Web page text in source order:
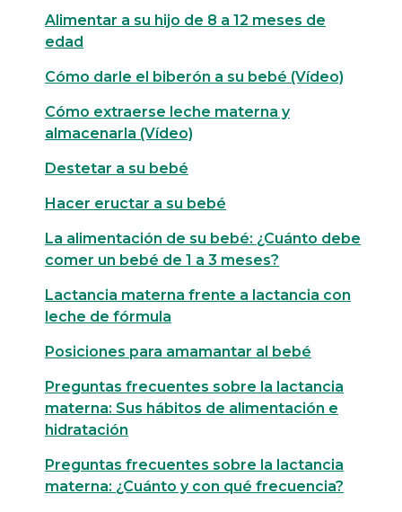
Alimentar a su hijo de 8 a 12 meses de
edad
Cómo darle el biberón a su bebé (Vídeo)
Cómo extraerse leche materna y
almacenarla (Vídeo)
Destetar a su bebé
Hacer eructar a su bebé
La alimentación de su bebé: ¿Cuánto debe
comer un bebé de 1 a 3 meses?
Lactancia materna frente a lactancia con
leche de fórmula
Posiciones para amamantar al bebé
Preguntas frecuentes sobre la lactancia
materna: Sus hábitos de alimentación e
hidratación
Preguntas frecuentes sobre la lactancia
materna: ¿Cuánto y con qué frecuencia?